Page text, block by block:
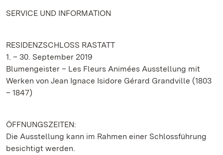
SERVICE UND INFORMATION
RESIDENZSCHLOSS RASTATT
1. – 30. September 2019
Blumengeister – Les Fleurs Animées Ausstellung mit
Werken von Jean Ignace Isidore Gérard Grandville (1803
– 1847)
ÖFFNUNGSZEITEN:
Die Ausstellung kann im Rahmen einer Schlossführung
besichtigt werden.